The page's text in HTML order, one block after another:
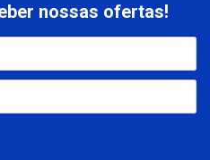
nossas ofertas!